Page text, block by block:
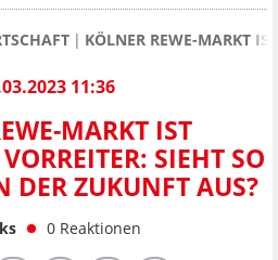
KÖLNER REWE-MARKT
11:36
MARKT IST
SIEHT SO
DER ZUKUNFT AUS?
0 Reaktionen